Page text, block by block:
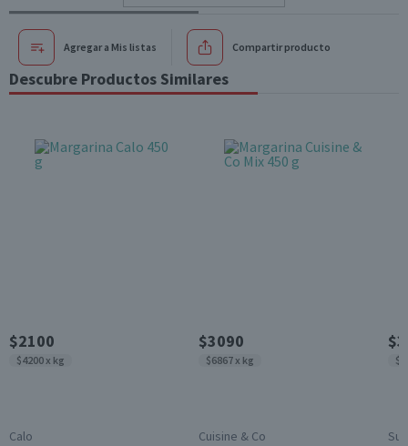
Agregar a Mis listas Compartir producto
Descubre Productos Similares
$2100
$4200 x kg
Calo
$3090
$6867 x kg
Cuisine & Co